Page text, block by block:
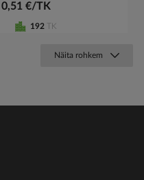
0,51 €/TK
192 TK
Näita rohkem